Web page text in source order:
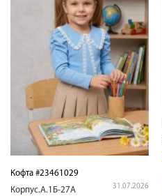
Кофта #23461029
Корпус.А.1Б-27А
31.07.2026